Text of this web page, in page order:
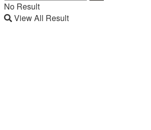
No Result
View All Result